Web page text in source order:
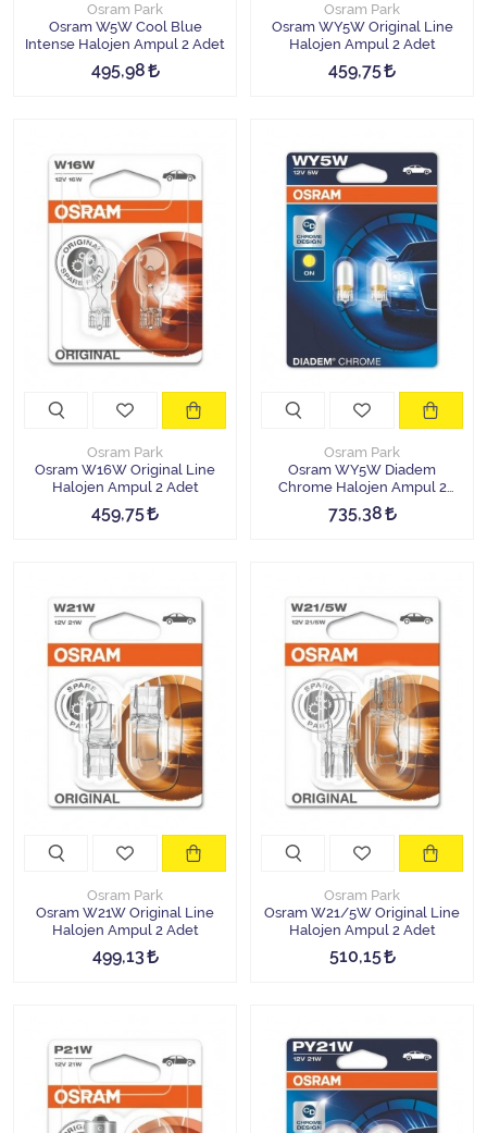
Osram Park
Osram W5W Cool Blue
Intense Halojen Ampul 2 Adet
495,98
Osram Park
Osram WY5W Original Line
Halojen Ampul 2 Adet
459,75
Osram Park
Osram W16W Original Line
Halojen Ampul 2 Adet
459,75
Osram Park
Osram WY5W Diadem
Chrome Halojen Ampul 2
Adet
735,38
Osram Park
Osram W21W Original Line
Halojen Ampul 2 Adet
499,13
Osram Park
Osram W21/5W Original Line
Halojen Ampul 2 Adet
510,15